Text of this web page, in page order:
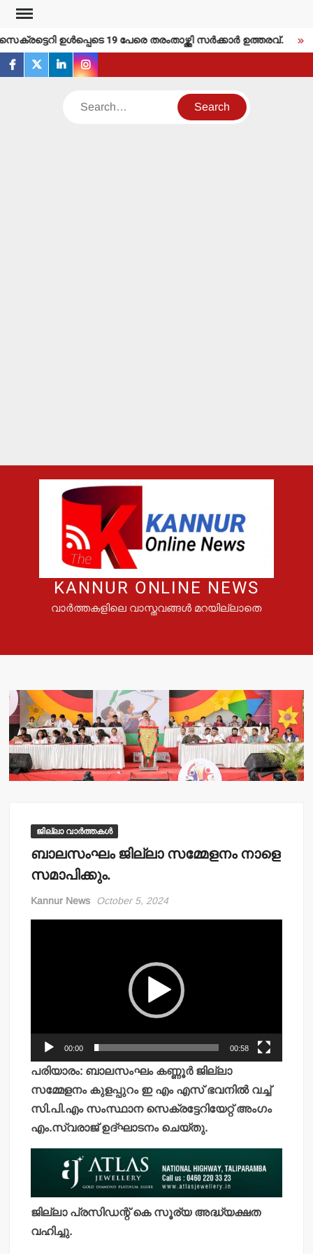
Skip
content
ഉള്‍പ്പെടെ 19 പേരെ തരംതാഴ്ത്തി സര്‍ക്കാര്‍ ഉത്തരവ്.
facebook
twitterlinkedininstagram
Search
KANNUR ONLINE NEWS
വാർത്തകളിലെ വാസ്തവങ്ങൾ മറയില്ലാതെ
ജില്ലാ വാർത്തകൾ
ബാലസംഘം ജില്ലാ സമ്മേളനം നാളെ
സമാപിക്കും.
Kannur News October 5, 2024
00:00 00:58
പരിയാരം: ബാലസംഘം കണ്ണൂര്‍ ജില്ലാ
സമ്മേളനം കുളപ്പുറം ഇ എം എസ് ഭവനില്‍ വച്ച്
സി.പി.എം സംസ്ഥാന സെക്രട്ടേറിയേറ്റ് അംഗം
എം.സ്വരാജ് ഉദ്ഘാടനം ചെയ്തു.
ജില്ലാ പ്രസിഡന്റ് കെ സൂര്യ അദ്ധ്യക്ഷത
വഹിച്ചു.